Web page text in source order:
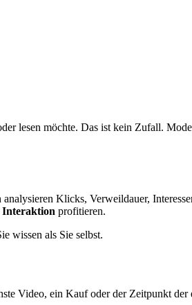
lesen möchte. Das ist kein Zufall.
Klicks, Verweildauer,
Interaktion profitieren.
wissen als Sie selbst.
Video, ein Kauf oder der Zeitpunkt